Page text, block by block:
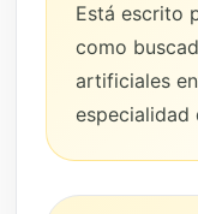
Está escrito
como
artificiales
especialidad